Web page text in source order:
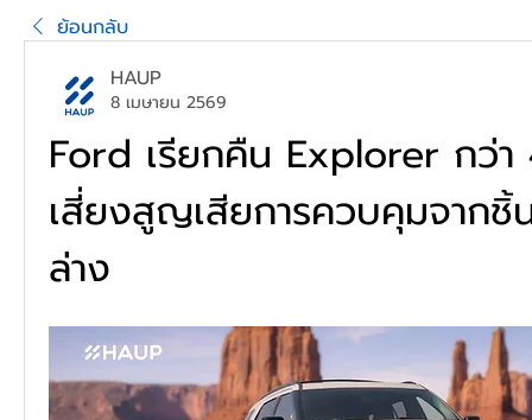
ย้อนกลับ
HAUP
8 เมษายน 2569
Ford เรียกคืน Explorer กว่
เสี่ยงสูญเสียการควบคุมจาก
ล่าง